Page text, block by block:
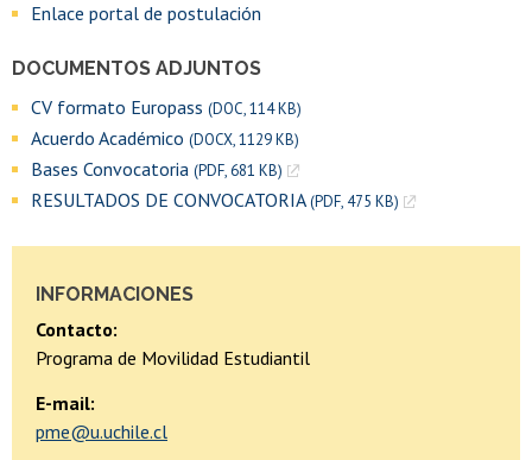
Enlace portal de postulación
DOCUMENTOS ADJUNTOS
CV formato Europass (DOC, 114 KB)
Acuerdo Académico (DOCX, 1129 KB)
Bases Convocatoria (PDF, 681 KB)
RESULTADOS DE CONVOCATORIA(PDF, 475 KB)
INFORMACIONES
Contacto:
Programa de Movilidad Estudiantil
E-mail:
pme@u.uchile.cl